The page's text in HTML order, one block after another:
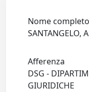
Nome completo
SANTANGELO,
Afferenza
DSG -
GIURIDICHE